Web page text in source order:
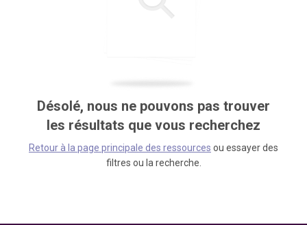
Désolé, nous ne pouvons pas trouver
les résultats que vous recherchez
Retour à la page principale des ressources ou essayer des
filtres ou la recherche.